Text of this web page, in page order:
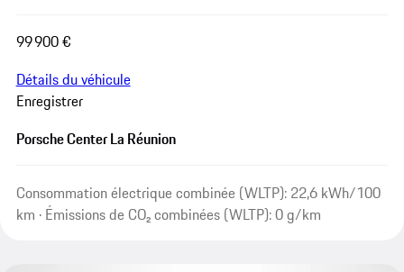
99 900 €
Détails du véhicule
Enregistrer
Porsche Center La Réunion
Consommation électrique combinée (WLTP): 22,6 kWh/100
km · Émissions de CO₂ combinées (WLTP): 0 g/km